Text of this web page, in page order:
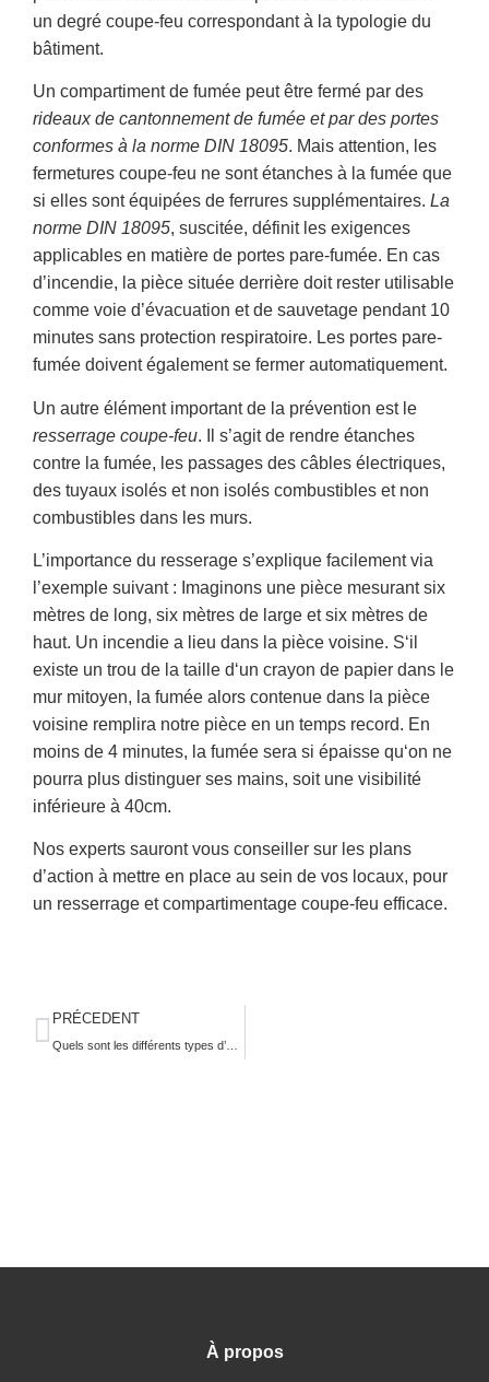
un degré coupe-feu correspondant à la typologie du
bâtiment.
Un compartiment de fumée peut être fermé par des
rideaux de cantonnement de fumée et par des portes
conformes à la norme DIN 18095. Mais attention, les
fermetures coupe-feu ne sont étanches à la fumée que
si elles sont équipées de ferrures supplémentaires. La
norme DIN 18095, suscitée, définit les exigences
applicables en matière de portes pare-fumée. En cas
d’incendie, la pièce située derrière doit rester utilisable
comme voie d’évacuation et de sauvetage pendant 10
minutes sans protection respiratoire. Les portes pare-
fumée doivent également se fermer automatiquement.
Un autre élément important de la prévention est le
resserrage coupe-feu. Il s’agit de rendre étanches
contre la fumée, les passages des câbles électriques,
des tuyaux isolés et non isolés combustibles et non
combustibles dans les murs.
L’importance du resserage s’explique facilement via
l’exemple suivant : Imaginons une pièce mesurant six
mètres de long, six mètres de large et six mètres de
haut. Un incendie a lieu dans la pièce voisine. S‘il
existe un trou de la taille d‘un crayon de papier dans le
mur mitoyen, la fumée alors contenue dans la pièce
voisine remplira notre pièce en un temps record. En
moins de 4 minutes, la fumée sera si épaisse qu‘on ne
pourra plus distinguer ses mains, soit une visibilité
inférieure à 40cm.
Nos experts sauront vous conseiller sur les plans
d’action à mettre en place au sein de vos locaux, pour
un resserrage et compartimentage coupe-feu efficace.
PRÉCEDENT
Quels sont les différents types d’extincteurs par rapport aux classes de feu ?
À propos